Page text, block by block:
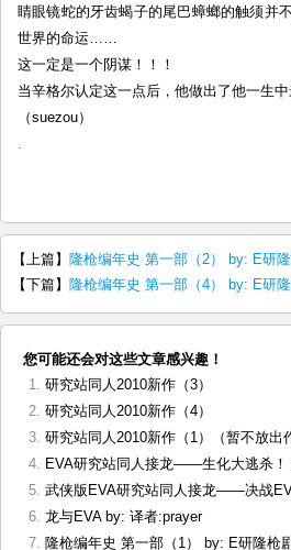
睛眼镜蛇的牙齿蝎子的尾巴蟑螂的触须并
世界的命运……
这一定是一个阴谋！！！
当辛格尔认定这一点后，他做出了他一生
（suezou）
.
【上篇】 隆枪编年史 第一部（2） by: E研
【下篇】 隆枪编年史 第一部（4） by: E研
您可能还会对这些文章感兴趣！
研究站同人2010新作（3）
研究站同人2010新作（4）
研究站同人2010新作（1）（暂不放出
EVA研究站同人接龙——生化大逃杀！
武侠版EVA研究站同人接龙——决战
龙与EVA by: 译者:prayer
隆枪编年史 第一部（1） by: E研隆枪